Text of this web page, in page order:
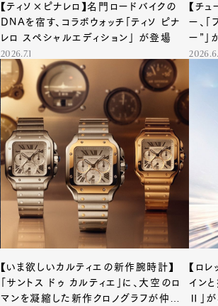
【ティソ×ピナレロ】名門ロードバイクの
DNAを宿す、コラボウォッチ「ティソ ピナ
レロ スペシャルエディション」 が登場
2026.7.1
【チ
ー、
ー”」
【いま欲しいカルティエの新作腕時計】
「サントス ドゥ カルティエ」に、大空のロ
マンを凝縮した新作クロノグラフが仲間
【ロ
イン
Ⅱ」が